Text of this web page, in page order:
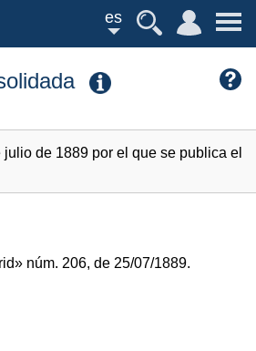
es
de 1889 por el que se publica el
núm. 206, de 25/07/1889.